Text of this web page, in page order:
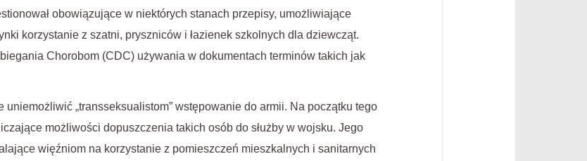
obowiązujące w niektórych stanach przepisy, umożliwiające
korzystanie z szatni, pryszniców i łazienek szkolnych dla dziewcząt.
Chorobom (CDC) używania w dokumentach terminów takich jak
uniemożliwić „transseksualistom” wstępowanie do armii. Na początku tego
możliwości dopuszczenia takich osób do służby w wojsku. Jego
więźniom na korzystanie z pomieszczeń mieszkalnych i sanitarnych